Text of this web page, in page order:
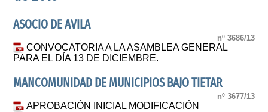
ASOCIO DE AVILA
nº 3686/13
CONVOCATORIA A LA ASAMBLEA GENERAL
PARA EL DÍA 13 DE DICIEMBRE.
MANCOMUNIDAD DE MUNICIPIOS BAJO TIETAR
nº 3677/13
APROBACIÓN INICIAL MODIFICACIÓN